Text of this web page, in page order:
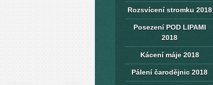
Rozsvícení stromku 2018
Posezení POD LIPAMI
2018
Kácení máje 2018
Pálení čarodějnic 2018